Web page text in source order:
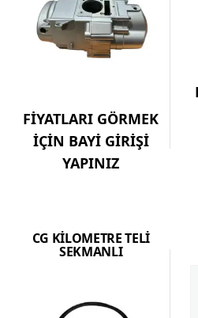
FİYATLARI GÖRMEK
İÇİN BAYİ GİRİŞİ
YAPINIZ
CG KİLOMETRE TELİ
SEKMANLI